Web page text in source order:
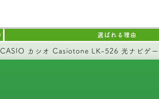
選ばれる理由
CASIO カシオ Casiotone LK-526 光ナビゲー